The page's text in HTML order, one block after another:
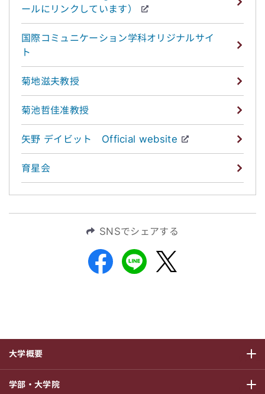
ールにリンクしています）
国際コミュニケーション学科オリジナルサイ
ト
菊地滋夫教授
菊池哲佳准教授
矢野 デイビット Official website
育星会
SNSでシェアする
大学概要
サブメニ
学部・大学院
サブメニ